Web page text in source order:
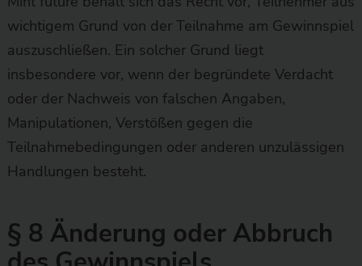
wichtigem Grund von der Teilnahme am Gewinnspiel
auszuschließen. Ein solcher Grund liegt
insbesondere vor, wenn der begründete Verdacht
oder der Nachweis von falschen Angaben,
Manipulationen, Verstößen gegen die
Teilnahmebedingungen oder anderen unzulässigen
Handlungen besteht.
§ 8 Änderung oder Abbruch